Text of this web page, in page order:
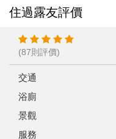
住過露友評價
(87則評價)
交通
浴廁
景觀
服務